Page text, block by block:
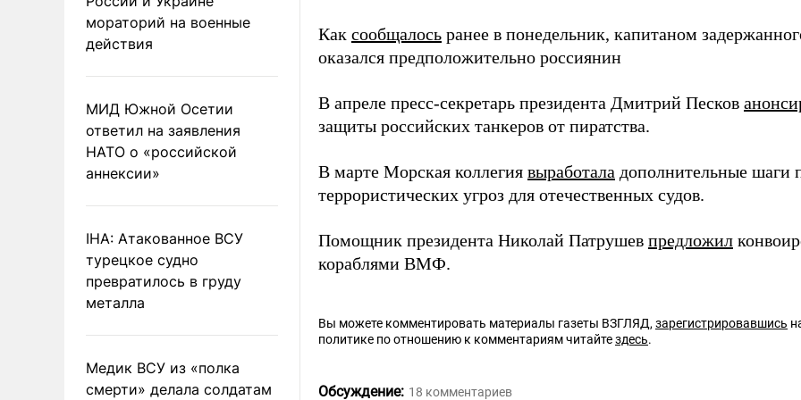
мораторий на военные
действия
МИД Южной Осетии
ответил на заявления
НАТО о «российской
аннексии»
IHA: Атакованное ВСУ
турецкое судно
превратилось в груду
металла
Медик ВСУ из «полка
смерти» делала солдатам
Как сообщалось ранее в понедельник, капитаном
оказался предположительно россиянин
В апреле пресс-секретарь президента Дмитрий Песков
защиты российских танкеров от пиратства.
В марте Морская коллегия выработала дополнительные шаги
террористических угроз для отечественных судов.
Помощник президента Николай Патрушев предложил
кораблями ВМФ.
Вы можете комментировать материалы газеты ВЗГЛЯД,зарегистрировавшись
политике по отношению к комментариям читайтездесь.
Обсуждение: 18 комментариев